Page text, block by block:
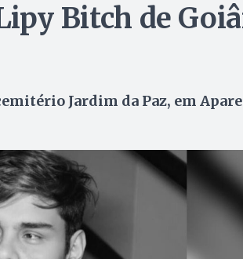
Bitch de
Jardim da Paz, em